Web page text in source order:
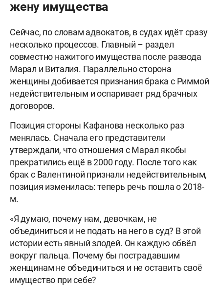
жену имущества
Сейчас, по словам адвокатов, в судах идёт сразу
несколько процессов. Главный – раздел
совместно нажитого имущества после развода
Марал и Виталия. Параллельно сторона
женщины добивается признания брака с Риммой
недействительным и оспаривает ряд брачных
договоров.
Позиция стороны Кафанова несколько раз
менялась. Сначала его представители
утверждали, что отношения с Марал якобы
прекратились ещё в 2000 году. После того как
брак с Валентиной признали недействительным,
позиция изменилась: теперь речь пошла о 2018-
м.
«Я думаю, почему нам, девочкам, не
объединиться и не подать на него в суд? В этой
истории есть явный злодей. Он каждую обвёл
вокруг пальца. Почему бы пострадавшим
женщинам не объединиться и не оставить своё
имущество при себе?